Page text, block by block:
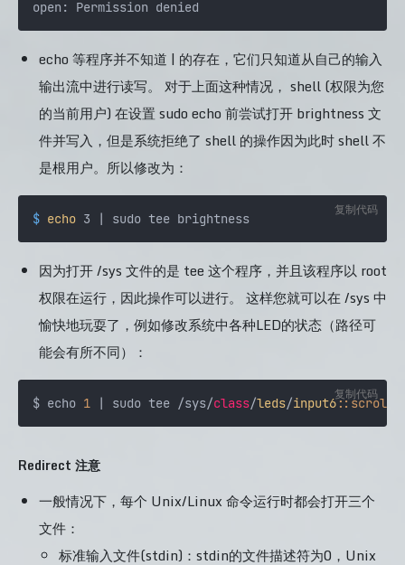
echo 等程序并不知道 | 的存在，它们只知道从自己的输入
输出流中进行读写。 对于上面这种情况， shell (权限为您
的当前用户) 在设置 sudo echo 前尝试打开 brightness 文
件并写入，但是系统拒绝了 shell 的操作因为此时 shell 不
是根用户。所以修改为：
$ echo 3 | sudo tee brightness
复制代码
因为打开 /sys 文件的是 tee 这个程序，并且该程序以 root
权限在运行，因此操作可以进行。 这样您就可以在 /sys 中
愉快地玩耍了，例如修改系统中各种LED的状态（路径可
能会有所不同）：
$ echo 1 | sudo tee /sys/class/leds/input6:
复制代码
Redirect 注意
一般情况下，每个 Unix/Linux 命令运行时都会打开三个
文件：
标准输入文件(stdin)：stdin的文件描述符为0，Unix